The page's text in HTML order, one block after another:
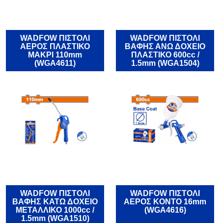
WADFOW ΠΙΣΤΟΛΙ
ΑΕΡΟΣ ΠΛΑΣΤΙΚΟ
ΜΑΚΡΙ 110mm
(WGA4611)
WADFOW ΠΙΣΤΟΛΙ
ΒΑΦΗΣ ΑΝΩ ΔΟΧΕΙΟ
ΠΛΑΣΤΙΚΟ 600cc /
1.5mm (WGA1504)
WADFOW ΠΙΣΤΟΛΙ
ΒΑΦΗΣ ΚΑΤΩ ΔΟΧΕΙΟ
ΜΕΤΑΛΛΙΚΟ 1000cc /
1.5mm (WGA1510)
WADFOW ΠΙΣΤΟΛΙ
ΑΕΡΟΣ KONTO 16mm
(WGA4616)